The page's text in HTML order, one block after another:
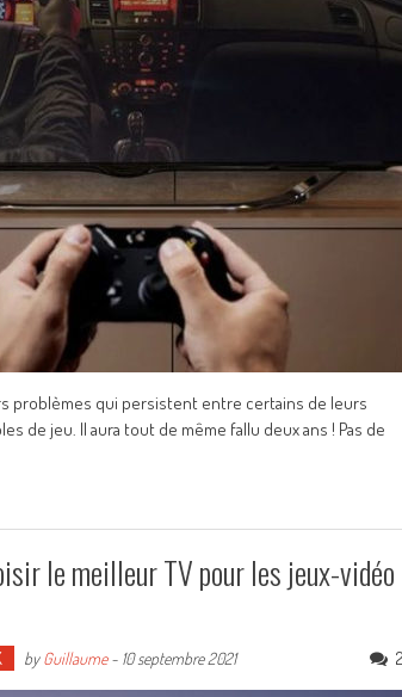
problèmes qui persistent entre certains de leurs
de jeu. Il aura tout de même fallu deux ans ! Pas de
le meilleur TV pour les jeux-vidéo
byGuillaume- 10 septembre 2021